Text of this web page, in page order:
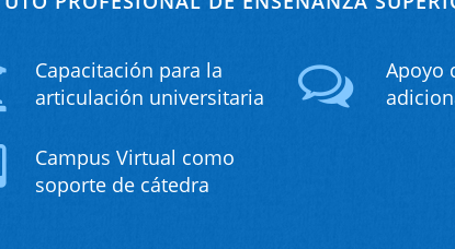
Capacitación para la
articulación universitaria
Apoyo
Campus Virtual como
soporte de cátedra